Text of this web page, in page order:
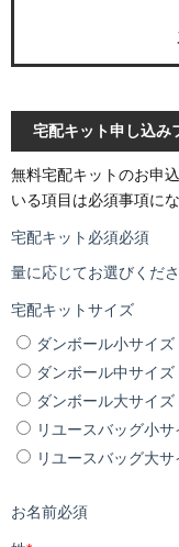
宅配キット申し込み
無料宅配キットのお申
いる項目は必須事項にな